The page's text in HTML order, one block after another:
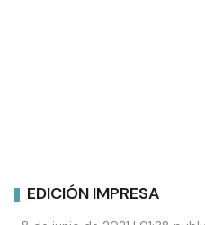
EDICIÓN IMPRESA